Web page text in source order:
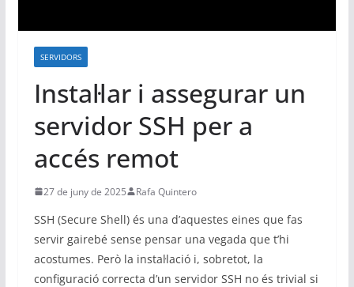
SERVIDORS
Instal·lar i assegurar un
servidor SSH per a
accés remot
27 de juny de 2025 Rafa Quintero
SSH (Secure Shell) és una d’aquestes eines que fas
servir gairebé sense pensar una vegada que t’hi
acostumes. Però la instal·lació i, sobretot, la
configuració correcta d’un servidor SSH no és trivial si